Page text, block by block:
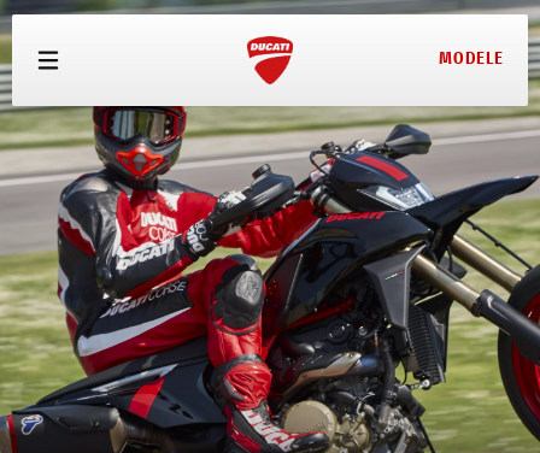
MODELE
MODELE
OFERTE
ECHIPAMENTE
SERVICE
TEST DRIVE
CONFIGURATOR